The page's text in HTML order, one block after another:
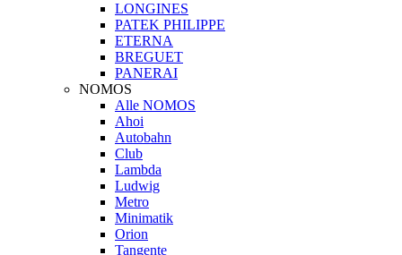
LONGINES
PATEK PHILIPPE
ETERNA
BREGUET
PANERAI
NOMOS
Alle NOMOS
Ahoi
Autobahn
Club
Lambda
Ludwig
Metro
Minimatik
Orion
Tangente